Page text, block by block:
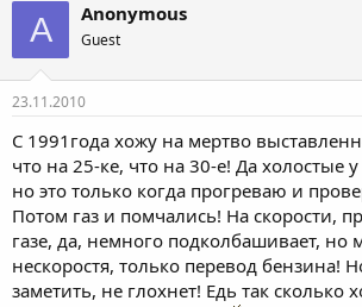
A Anonymous
Guest
23.11.2010
C 1991года хожу на мертво
что на 25-ке, что на 30-е! Да холостые
но это только когда прогреваю и
Потом газ и помчались! На скорости,
газе, да, немного подколбашивает, но
нескоростя, только перевод бензина!
заметить, не глохнет! Едь так